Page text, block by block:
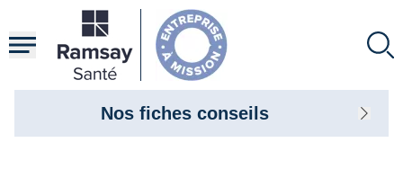
contenu
principal
Nos fiches conseils